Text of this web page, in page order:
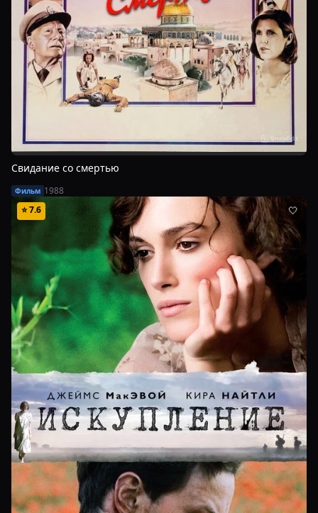
Свидание со смертью
Фильм 1988
⭐7.6 🤍